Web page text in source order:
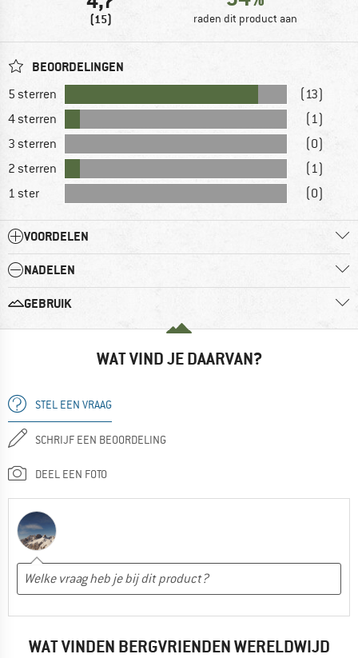
(15) raden dit product aan
BEOORDELINGEN
5 sterren
(13)
4 sterren
(1)
3 sterren
(0)
2 sterren
(1)
1 ster
(0)
VOORDELEN
NADELEN
GEBRUIK
WAT VIND JE DAARVAN?
STEL EEN VRAAG
SCHRIJF EEN BEOORDELING
DEEL EEN FOTO
WAT VINDEN BERGVRIENDEN WERELDWIJD